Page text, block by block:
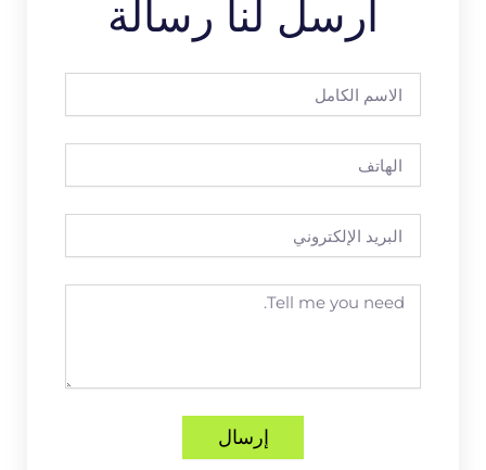
أرسل لنا رسالة
الاسم
الكامل
الهاتف
البريد
الإلكتروني
Message
إرسال